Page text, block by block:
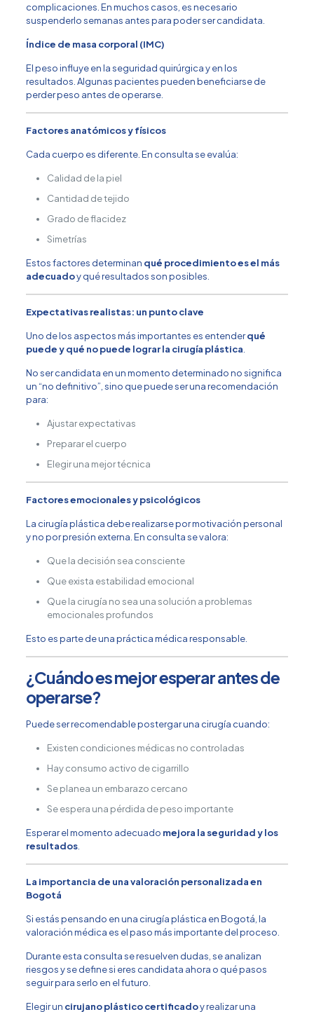
complicaciones. En muchos casos, es necesario
suspenderlo semanas antes para poder ser candidata.
Índice de masa corporal (IMC)
El peso influye en la seguridad quirúrgica y en los
resultados. Algunas pacientes pueden beneficiarse de
perder peso antes de operarse.
Factores anatómicos y físicos
Cada cuerpo es diferente. En consulta se evalúa:
Calidad de la piel
Cantidad de tejido
Grado de flacidez
Simetrías
Estos factores determinan qué procedimiento es el más
adecuadoy qué resultados son posibles.
Expectativas realistas: un punto clave
Uno de los aspectos más importantes es entenderqué
puede y qué no puede lograr la cirugía plástica
No ser candidata en un momento determinado no significa
un “no definitivo”, sino que puede ser una recomendación
para:
Ajustar expectativas
Preparar el cuerpo
Elegir una mejor técnica
Factores emocionales y psicológicos
La cirugía plástica debe realizarse por motivación personal
y no por presión externa. En consulta se valora:
Que la decisión sea consciente
Que exista estabilidad emocional
Que la cirugía no sea una solución a problemas
emocionales profundos
Esto es parte de una práctica médica responsable.
¿Cuándo es mejor esperar antes de
operarse?
Puede ser recomendable postergar una cirugía cuando:
Existen condiciones médicas no controladas
Hay consumo activo de cigarrillo
Se planea un embarazo cercano
Se espera una pérdida de peso importante
Esperar el momento adecuado mejora la seguridad y los
resultados.
La importancia de una valoración personalizada en
Bogotá
Si estás pensando en una cirugía plástica en Bogotá, la
valoración médica es el paso más importante del proceso.
Durante esta consulta se resuelven dudas, se analizan
riesgos y se define si eres candidata ahora o qué pasos
seguir para serlo en el futuro.
Elegir un cirujano plástico certificadoy realizar una